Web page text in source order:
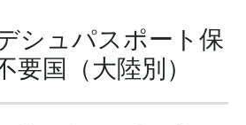
シュパスポート保
要国（大陸別）